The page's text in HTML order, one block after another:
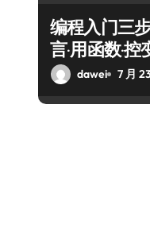
编程入门三
言·用函数·控
dawei 7 月